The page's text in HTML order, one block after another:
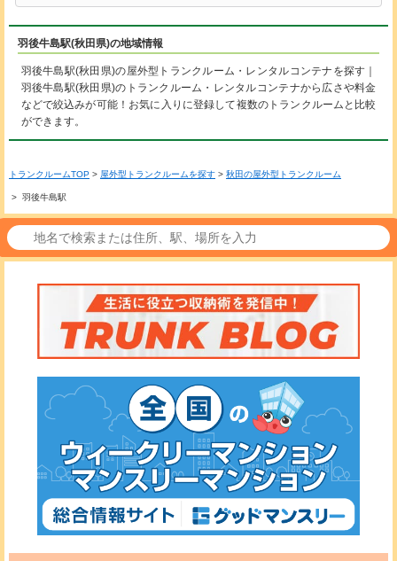
羽後牛島駅(秋田県)の地域情報
羽後牛島駅(秋田県)の屋外型トランクルーム・レンタルコンテナを探す｜
羽後牛島駅(秋田県)のトランクルーム・レンタルコンテナから広さや料金
などで絞込みが可能！お気に入りに登録して複数のトランクルームと比較
ができます。
トランクルームTOP > 屋外型トランクルームを探す > 秋田の屋外型トランクルーム
> 羽後牛島駅